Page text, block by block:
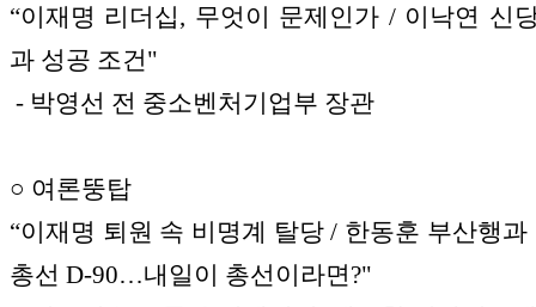
“이재명 리더십, 무엇이 문제인가 / 이낙연 신
과 성공 조건"
- 박영선 전 중소벤처기업부 장관
○ 여론뚱탑
“이재명 퇴원 속 비명계 탈당 / 한동훈 부산행과
총선 D-90…내일이 총선이라면?"